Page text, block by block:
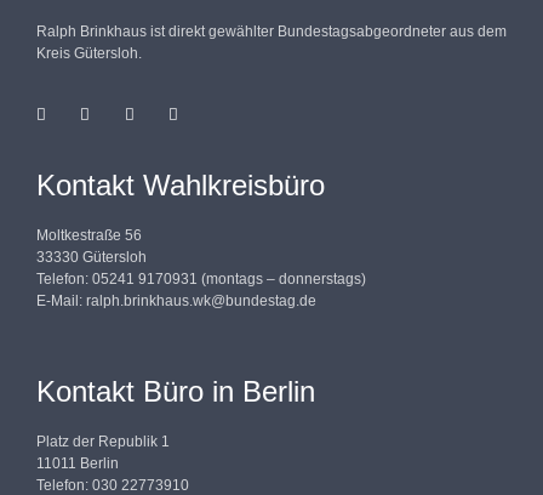
Ralph Brinkhaus ist direkt gewählter Bundestagsabgeordneter aus dem
Kreis Gütersloh.
Kontakt Wahlkreisbüro
Moltkestraße 56
33330 Gütersloh
Telefon: 05241 9170931 (montags – donnerstags)
E-Mail: ralph.brinkhaus.wk@bundestag.de
Kontakt Büro in Berlin
Platz der Republik 1
11011 Berlin
Telefon: 030 22773910